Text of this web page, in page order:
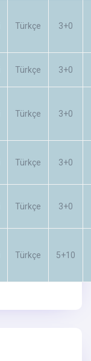
Türkçe 3+0
Türkçe 3+0
Türkçe 3+0
Türkçe 3+0
Türkçe 3+0
Türkçe 5+10